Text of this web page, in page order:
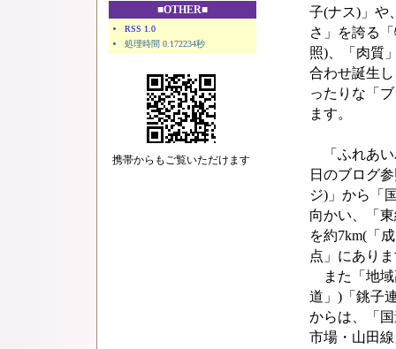
■OTHER■
RSS 1.0
処理時間 0.172234秒
携帯からもご覧いただけます
子(ナス)」や
さ」を誇る
照)、「肉質
合わせ誕生
ったりな「
ます。
「ふれあい
日のブログ
ジ)」から「
向かい、「
を約7km(「
点」にあり
また「地域
道」)「銚子
からは、「
市場・山田